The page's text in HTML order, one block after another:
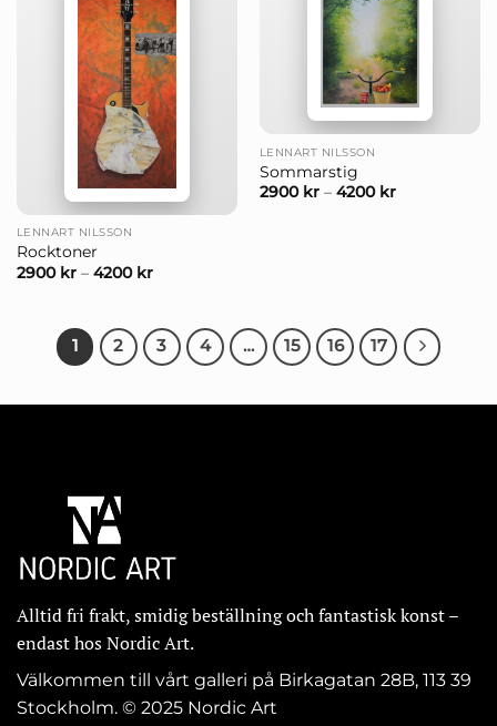
LENNART NILSSON
Rocktoner
2900 kr– 4200 kr
LENNART NILSSON
Sommarstig
2900 kr– 4200 kr
1 2 3 4 … 15 16 17
Alltid fri frakt, smidig beställning och fantastisk konst –
endast hos Nordic Art.
Välkommen till vårt galleri på Birkagatan 28B, 113 39
Stockholm. © 2025 Nordic Art